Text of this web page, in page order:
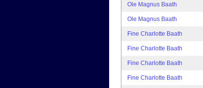
Ole Magnus Baath
Ole Magnus Baath
Fine Charlotte Baath
Fine Charlotte Baath
Fine Charlotte Baath
Fine Charlotte Baath